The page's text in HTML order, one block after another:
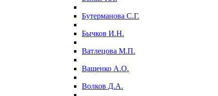
Бутерманова С.Г.
Бычков И.Н.
Ватлецова М.П.
Ващенко А.О.
Волков Д.А.